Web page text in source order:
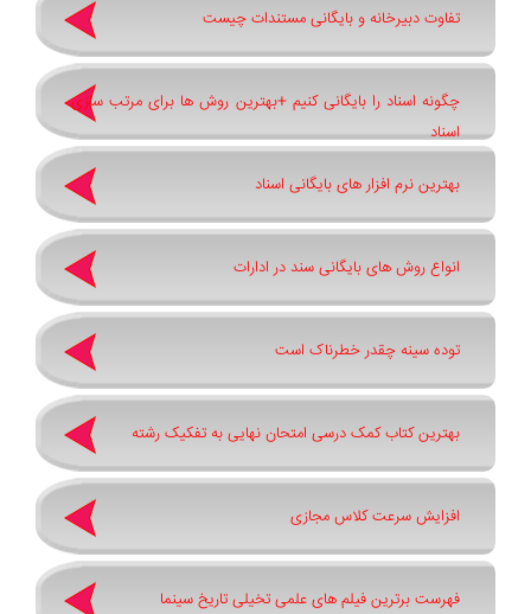
تفاوت دبیرخانه و بایگانی مستندات چیست
چگونه اسناد را بایگانی کنیم +بهترین روش ‌ها برای مرتب ‌سازی
اسناد
بهترین نرم ‌افزار های بایگانی اسناد
انواع روش های بایگانی سند در ادارات
توده سینه چقدر خطرناک است
بهترین کتاب کمک درسی امتحان نهایی به تفکیک رشته
افزایش سرعت کلاس مجازی
فهرست برترین فیلم های علمی تخیلی تاریخ سینما